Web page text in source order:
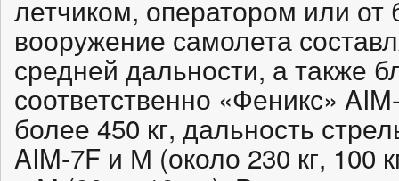
летчиком, оператором или
вооружение самолета
средней дальности, а также
соответственно «Феникс»
более 450 кг, дальность
AIM-7F и М (около 230 кг, 100